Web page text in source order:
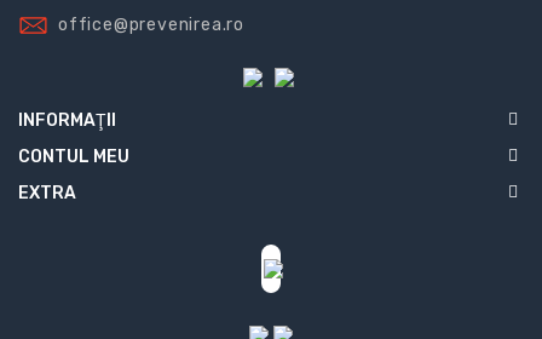
office@prevenirea.ro
INFORMAŢII
CONTUL MEU
EXTRA